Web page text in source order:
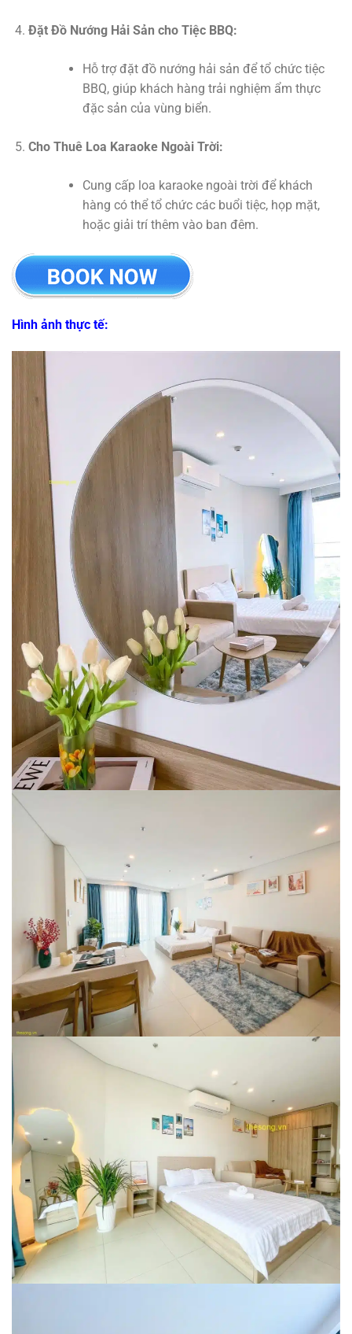
Đặt Đồ Nướng Hải Sản cho Tiệc BBQ:
Hỗ trợ đặt đồ nướng hải sản để tổ chức tiệc
BBQ, giúp khách hàng trải nghiệm ẩm thực
đặc sản của vùng biển.
Cho Thuê Loa Karaoke Ngoài Trời:
Cung cấp loa karaoke ngoài trời để khách
hàng có thể tổ chức các buổi tiệc, họp mặt,
hoặc giải trí thêm vào ban đêm.
Hình ảnh thực tế: